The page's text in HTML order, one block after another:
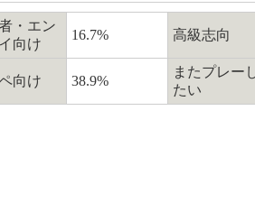
・エン
向け
16.7% 高級志向
向け 38.9%
またプレー
たい